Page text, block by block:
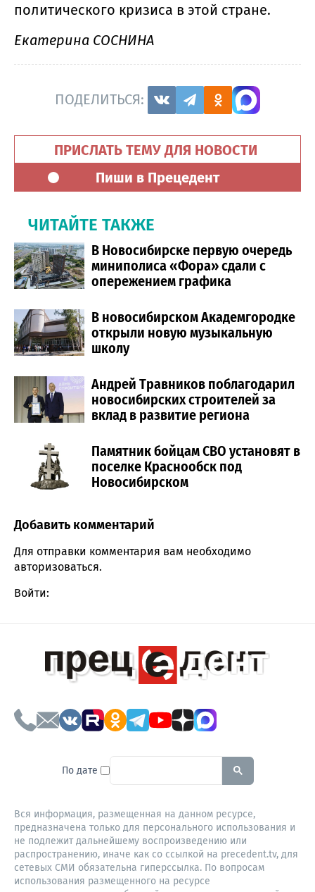
политического кризиса в этой стране.
Екатерина СОСНИНА
ПОДЕЛИТЬСЯ:
ПРИСЛАТЬ ТЕМУ ДЛЯ НОВОСТИ
Пиши в Прецедент
ЧИТАЙТЕ ТАКЖЕ
В Новосибирске первую очередь
миниполиса «Фора» сдали с
опережением графика
В новосибирском Академгородке
открыли новую музыкальную
школу
Андрей Травников поблагодарил
новосибирских строителей за
вклад в развитие региона
Памятник бойцам СВО установят в
поселке Краснообск под
Новосибирском
Comment section
Добавить комментарий
Для отправки комментария вам необходимо
авторизоваться.
Войти:
По дате To search this site, enter a
Вся информация, размещенная на данном ресурсе,
предназначена только для персонального использования и
не подлежит дальнейшему воспроизведению или
распространению, иначе как со ссылкой на precedent.tv, для
сетевых СМИ обязательна гиперссылка. По вопросам
использования размещенного на ресурсе